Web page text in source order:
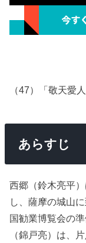
（47）「敬天愛
あらすじ
西郷（鈴木亮平
し、薩摩の城山
国勧業博覧会の
（錦戸亮）は、